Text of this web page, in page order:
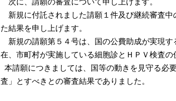
新規に付託されました請願１件及び継続審査
た結果を申し上げます。
新規の請願第５４号は、国の公費助成が実現
在、市町村が実施している細胞診とＨＰＶ検査
本請願につきましては、国等の動きを見守る必
査」とすべきとの審査結果でありました。